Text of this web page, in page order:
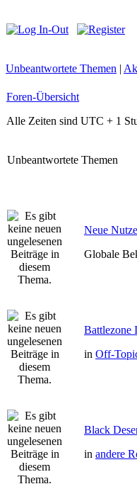
Unbeantwortete Themen |
Foren-Übersicht
Alle Zeiten sind UTC + 1
Unbeantwortete Themen
Neue
Globale
Battlezone
in Off-
Black
in andere